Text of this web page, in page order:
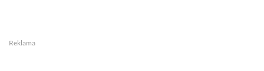
Reklama